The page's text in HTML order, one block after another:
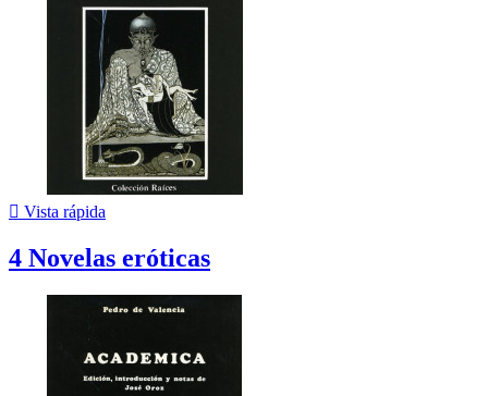
 Vista rápida
4 Novelas eróticas